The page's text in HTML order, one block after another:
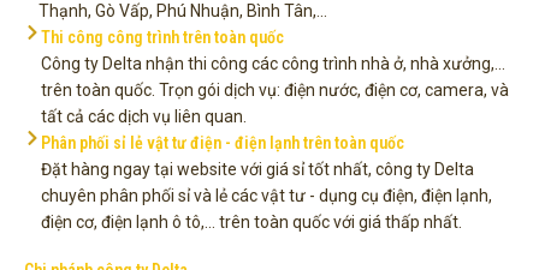
Thạnh, Gò Vấp, Phú Nhuận, Bình Tân,...
Thi công công trình trên toàn quốc
Công ty Delta nhận thi công các công trình nhà ở, nhà xưởng,...
trên toàn quốc. Trọn gói dịch vụ: điện nước, điện cơ, camera, và
tất cả các dịch vụ liên quan.
Phân phối sỉ lẻ vật tư điện - điện lạnh trên toàn quốc
Đặt hàng ngay tại website với giá sỉ tốt nhất, công ty Delta
chuyên phân phối sỉ và lẻ các vật tư - dụng cụ điện, điện lạnh,
điện cơ, điện lạnh ô tô,... trên toàn quốc với giá thấp nhất.